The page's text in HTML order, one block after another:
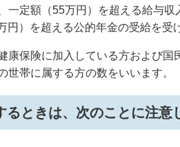
一定額（55万円）を超える給与
円）を超える公的年金の受給を受
康保険に加入している方および国
世帯に属する方の数をいいます。
るときは、次のことに注意